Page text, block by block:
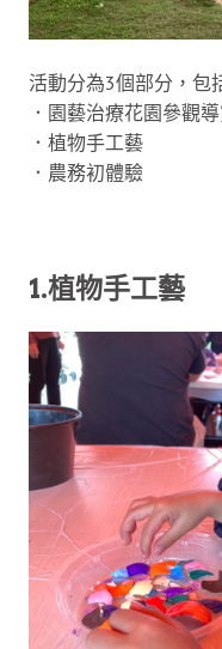
活動分為3個部分，包
．園藝治療花園參觀
．植物手工藝
．農務初體驗
1.植物手工藝